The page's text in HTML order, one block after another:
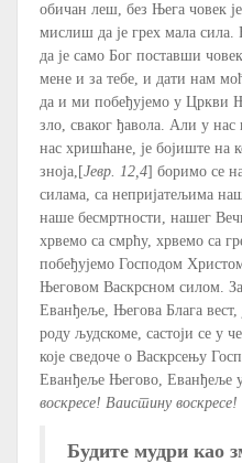
обичан леш, без Њега човек
мислиш да је грех мала сила.
да је само Бог поставши
мене и за тебе, и дати нам
да и ми побеђујемо у Цркви
зло, сваког ђавола. Али у нас
нас хришћане, је бојиште на
зноја,[Јевр. 12,4] боримо се
силама, са непријатељима
наше бесмртности, нашег
хрвемо са смрћу, хрвемо са
побеђујемо Господом
Његовом Васкрсном силом.
Еванђеље, Његова Блага вест,
роду људскоме, састоји се у
које сведоче о Васкрсењу
Еванђеље Његово, Еванђеље
воскресе! Ваистину воскресе!
Будите мудри као